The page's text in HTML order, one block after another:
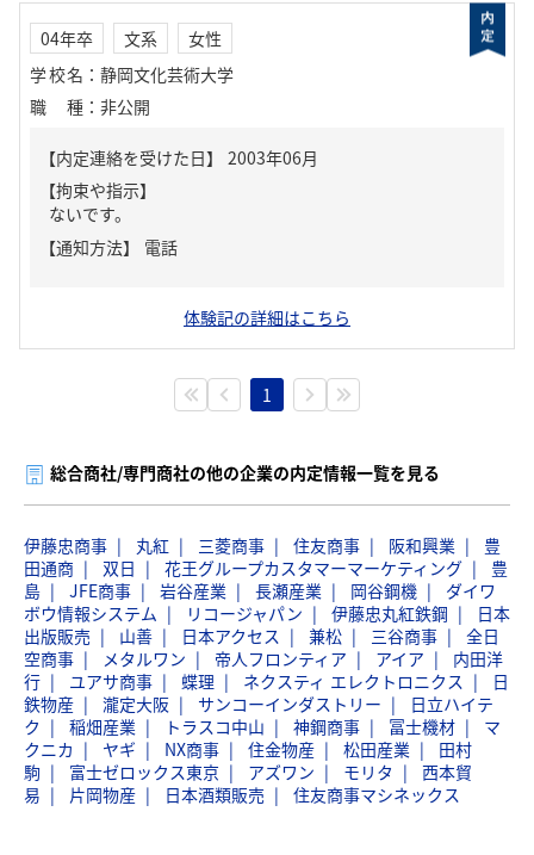
04年卒 文系
女性
学校名 ： 静岡文化芸術大学
職種 ： 非公開
【内定連絡を受けた日】
2003年06月
【拘束や指示】
ないです。
【通知方法】
電話
体験記の詳細はこちら
1
総合商社/専門商社の他の企業の内定情報一覧を見る
伊藤忠商事 丸紅 三菱商事 住友商事 阪和興業
豊
田通商
双日 花王グループカスタマーマーケティング
豊
島
JFE商事 岩谷産業 長瀬産業 岡谷鋼機
ダイワ
ボウ情報システム
リコージャパン 伊藤忠丸紅鉄鋼
日本
出版販売
山善 日本アクセス 兼松 三谷商事
全日
空商事
メタルワン 帝人フロンティア アイア
内田洋
行
ユアサ商事 蝶理 ネクスティ エレクトロニクス
日
鉄物産
瀧定大阪 サンコーインダストリー
日立ハイテ
ク
稲畑産業 トラスコ中山 神鋼商事 冨士機材
マ
クニカ
ヤギ NX商事 住金物産 松田産業
田村
駒
富士ゼロックス東京 アズワン モリタ
西本貿
易
片岡物産 日本酒類販売 住友商事マシネックス